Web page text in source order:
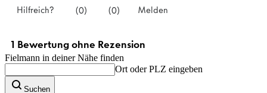
Fielmann in deiner Nähe finden
Ort oder PLZ eingeben
Suchen